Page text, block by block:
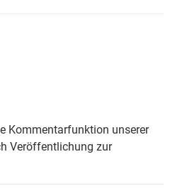
Kommentarfunktion unserer
Veröffentlichung zur